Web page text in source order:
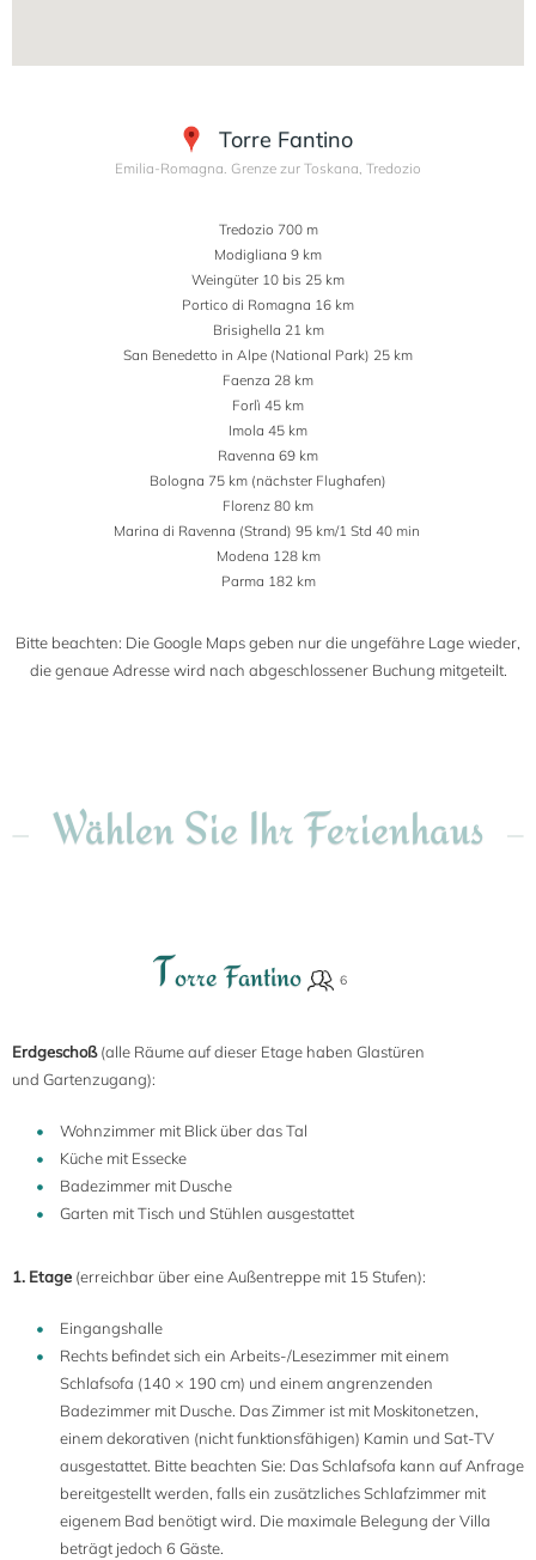
Torre Fantino
Emilia-Romagna. Grenze zur Toskana, Tredozio
Tredozio 700 m
Modigliana 9 km
Weingüter 10 bis 25 km
Portico di Romagna 16 km
Brisighella 21 km
San Benedetto in Alpe (National Park) 25 km
Faenza 28 km
Forlì 45 km
​​​​​​​Imola 45 km
Ravenna 69 km
Bologna 75 km (nächster Flughafen)
Florenz 80 km
Marina di Ravenna (Strand) 95 km/1 Std 40 min
Modena 128 km
Parma 182 km
Bitte beachten: Die Google Maps geben nur die ungefähre Lage wieder,
die genaue Adresse wird nach abgeschlossener Buchung mitgeteilt.
Wählen Sie Ihr Ferienhaus
Torre Fantino
Erdgeschoß(alle Räume auf dieser Etage haben Glastüren
und Gartenzugang):
Wohnzimmer mit Blick über das Tal
Küche mit Essecke
Badezimmer mit Dusche
Garten mit Tisch und Stühlen ausgestattet
1. Etage (erreichbar über eine Außentreppe mit 15 Stufen):
Eingangshalle
Rechts befindet sich ein Arbeits-/Lesezimmer mit einem
Schlafsofa (140 × 190 cm) und einem angrenzenden
Badezimmer mit Dusche. Das Zimmer ist mit Moskitonetzen,
einem dekorativen (nicht funktionsfähigen) Kamin und Sat-TV
ausgestattet. Bitte beachten Sie: Das Schlafsofa kann auf Anfrage
bereitgestellt werden, falls ein zusätzliches Schlafzimmer mit
eigenem Bad benötigt wird. Die maximale Belegung der Villa
beträgt jedoch 6 Gäste.